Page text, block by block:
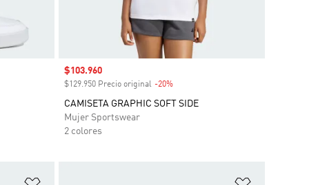
Precio de venta
$103.960
$129.950 Precio original -20%Descuento
CAMISETA GRAPHIC SOFT SIDE
Mujer Sportswear
2 colores